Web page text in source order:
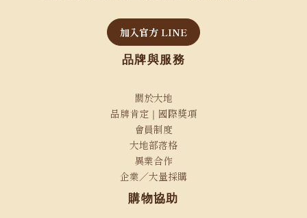
加入官方 LINE
品牌與服務
關於大地
品牌肯定｜國際獎項
會員制度
大地部落格
異業合作
企業／大量採購
購物協助